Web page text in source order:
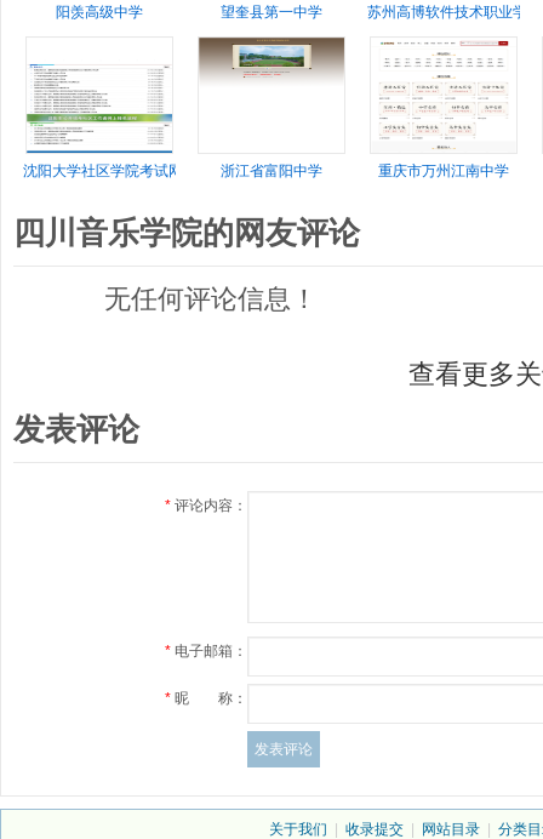
阳羡高级中学 望奎县第一中学 苏州高博软件技术职业学院
沈阳大学社区学院考试网 浙江省富阳中学 重庆市万州江南中学
四川音乐学院的网友评论
无任何评论信息！
查看更多
发表评论
* 评论内容：
* 电子邮箱：
* 昵 称：
关于我们 收录提交 网站目录 分类